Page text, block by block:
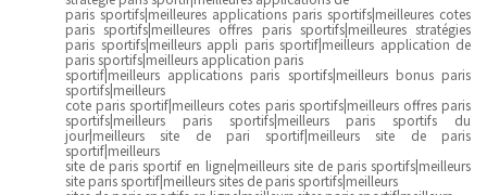
paris sportifs|meilleures applications paris sportifs|meilleures cotes
paris sportifs|meilleures offres paris sportifs|meilleures stratégies
paris sportifs|meilleurs appli paris sportif|meilleurs application de
paris sportifs|meilleurs application paris
sportif|meilleurs applications paris sportifs|meilleurs bonus paris
sportifs|meilleurs
cote paris sportif|meilleurs cotes paris sportifs|meilleurs offres paris
sportifs|meilleurs paris sportifs|meilleurs paris sportifs du
jour|meilleurs site de pari sportif|meilleurs site de paris
sportif|meilleurs
site de paris sportif en ligne|meilleurs site de paris sportifs|meilleurs
site paris sportif|meilleurs sites de paris sportifs|meilleurs